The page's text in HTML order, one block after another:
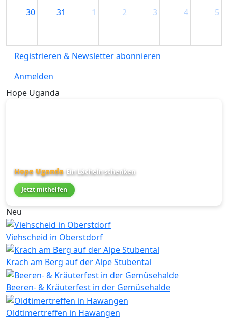
30 31 1 2 3 4 5
Registrieren & Newsletter abonnieren
Anmelden
Hope Uganda
Hope Uganda Ein Lächeln schenken
Jetzt mithelfen
Neu
Viehscheid in Oberstdorf
Krach am Berg auf der Alpe Stubental
Beeren- & Kräuterfest in der Gemüsehalde
Oldtimertreffen in Hawangen